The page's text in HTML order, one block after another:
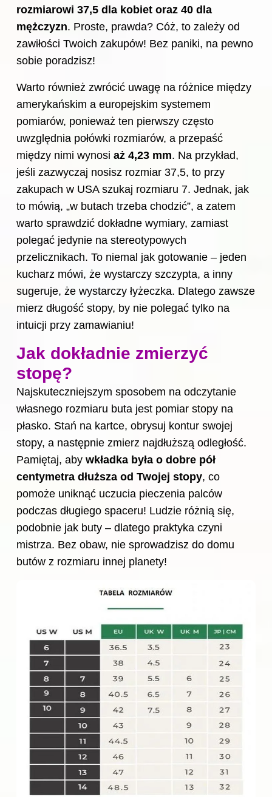
rozmiarowi 37,5 dla kobiet oraz 40 dla
mężczyzn. Proste, prawda? Cóż, to zależy od
zawiłości Twoich zakupów! Bez paniki, na pewno
sobie poradzisz!
Warto również zwrócić uwagę na różnice między
amerykańskim a europejskim systemem
pomiarów, ponieważ ten pierwszy często
uwzględnia połówki rozmiarów, a przepaść
między nimi wynosi aż 4,23 mm. Na przykład,
jeśli zazwyczaj nosisz rozmiar 37,5, to przy
zakupach w USA szukaj rozmiaru 7. Jednak, jak
to mówią, „w butach trzeba chodzić”, a zatem
warto sprawdzić dokładne wymiary, zamiast
polegać jedynie na stereotypowych
przelicznikach. To niemal jak gotowanie – jeden
kucharz mówi, że wystarczy szczypta, a inny
sugeruje, że wystarczy łyżeczka. Dlatego zawsze
mierz długość stopy, by nie polegać tylko na
intuicji przy zamawianiu!
Jak dokładnie zmierzyć
stopę?
Najskuteczniejszym sposobem na odczytanie
własnego rozmiaru buta jest pomiar stopy na
płasko. Stań na kartce, obrysuj kontur swojej
stopy, a następnie zmierz najdłuższą odległość.
Pamiętaj, aby wkładka była o dobre pół
centymetra dłuższa od Twojej stopy, co
pomoże uniknąć uczucia pieczenia palców
podczas długiego spaceru! Ludzie różnią się,
podobnie jak buty – dlatego praktyka czyni
mistrza. Bez obaw, nie sprowadzisz do domu
butów z rozmiaru innej planety!